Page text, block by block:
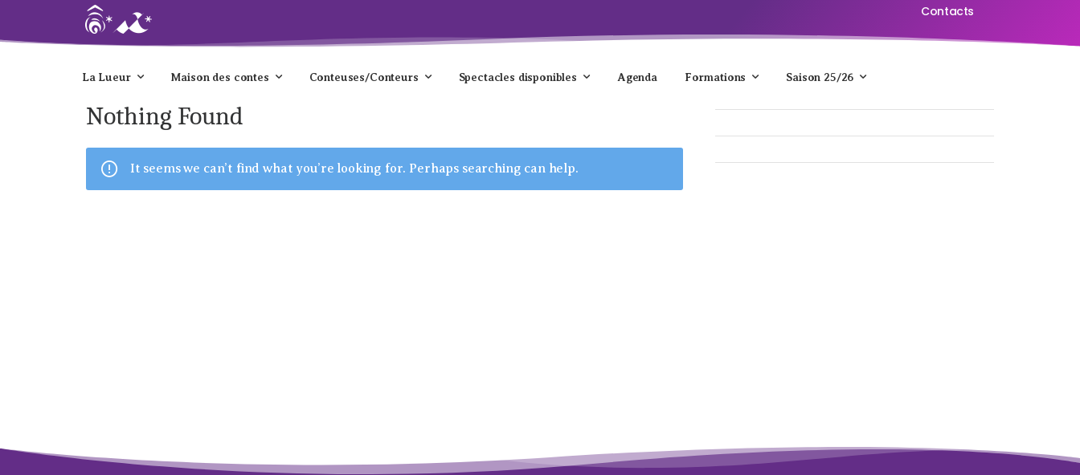
Contacts
La Lueur Maison des contes Conteuses/Conteurs Spectacles disponibles Agenda Formations Saison 25/26
Nothing Found
It seems we can’t find what you’re looking for. Perhaps searching can help.